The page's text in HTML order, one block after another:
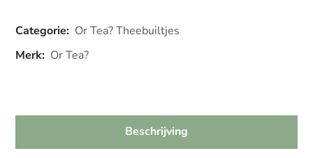
Categorie: Or Tea? Theebuiltjes
Merk: Or Tea?
Beschrijving